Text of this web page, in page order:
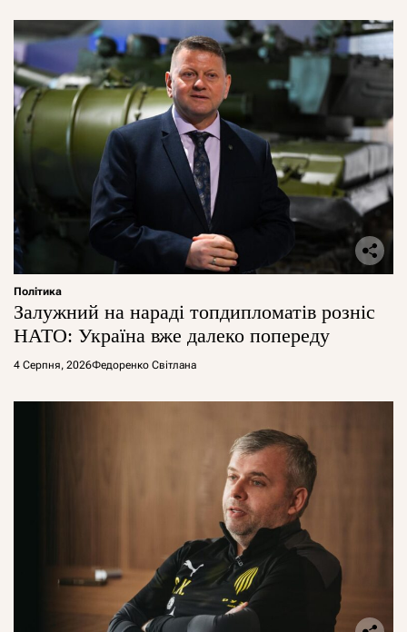
Політика
Залужний на нараді топдипломатів розніс
НАТО: Україна вже далеко попереду
4 Серпня, 2026Федоренко Світлана